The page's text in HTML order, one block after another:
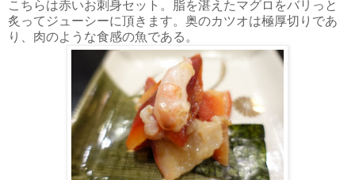
こちらは赤いお刺身セット。脂を湛えたマグロをバリっと
炙ってジューシーに頂きます。奥のカツオは極厚切りであ
り、肉のような食感の魚である。